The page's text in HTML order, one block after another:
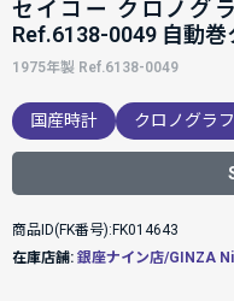
セイコー クロノグ
Ref.6138-0049 自動巻
1975年製 Ref.6138-0049
国産時計 クロノグラフ
商品ID(FK番号):FK014643
在庫店舗: 銀座ナイン店/GINZA